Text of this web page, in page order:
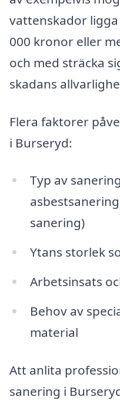
vattenskador ligga
000 kronor eller
och med sträcka
skadans
Flera faktorer
i Burseryd:
Typ av
sanering)
Ytans storlek
Arbetsinsats
Behov av
material
Att anlita
sanering i